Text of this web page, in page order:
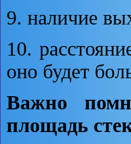
9. наличие
10.
оно будет
Важно
площадь